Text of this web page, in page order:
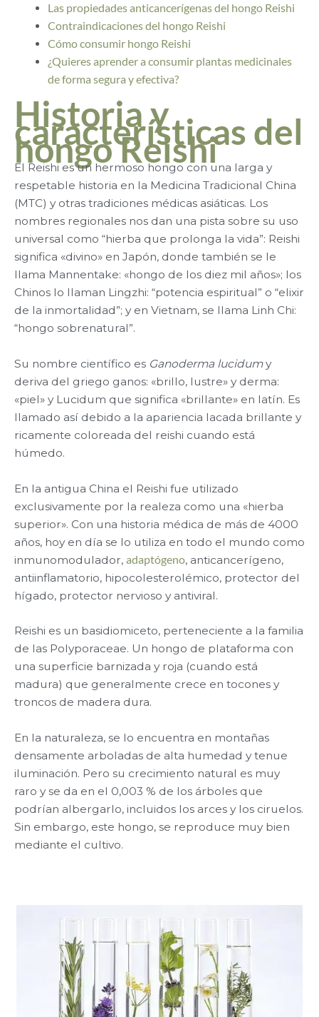
Las propiedades anticancerígenas del hongo Reishi
Contraindicaciones del hongo Reishi
Cómo consumir hongo Reishi
¿Quieres aprender a consumir plantas medicinales
de forma segura y efectiva?
Historia y
características del
hongo Reishi
El Reishi es un hermoso hongo con una larga y
respetable historia en la Medicina Tradicional China
(MTC) y otras tradiciones médicas asiáticas. Los
nombres regionales nos dan una pista sobre su uso
universal como “hierba que prolonga la vida”: Reishi
significa «divino» en Japón, donde también se le
llama Mannentake: «hongo de los diez mil años»; los
Chinos lo llaman Lingzhi: “potencia espiritual” o “elixir
de la inmortalidad”; y en Vietnam, se llama Linh Chi:
“hongo sobrenatural”.
Su nombre científico es Ganoderma lucidumy
deriva del griego ganos: «brillo, lustre» y derma:
«piel» y Lucidum que significa «brillante» en latín. Es
llamado así debido a la apariencia lacada brillante y
ricamente coloreada del reishi cuando está
húmedo.
En la antigua China el Reishi fue utilizado
exclusivamente por la realeza como una «hierba
superior». Con una historia médica de más de 4000
años, hoy en día se lo utiliza en todo el mundo como
inmunomodulador, adaptógeno, anticancerígeno,
antiinflamatorio, hipocolesterolémico, protector del
hígado, protector nervioso y antiviral.
Reishi es un basidiomiceto, perteneciente a la familia
de las Polyporaceae. Un hongo de plataforma con
una superficie barnizada y roja (cuando está
madura) que generalmente crece en tocones y
troncos de madera dura.
En la naturaleza, se lo encuentra en montañas
densamente arboladas de alta humedad y tenue
iluminación. Pero su crecimiento natural es muy
raro y se da en el 0,003 % de los árboles que
podrían albergarlo, incluidos los arces y los ciruelos.
Sin embargo, este hongo, se reproduce muy bien
mediante el cultivo.